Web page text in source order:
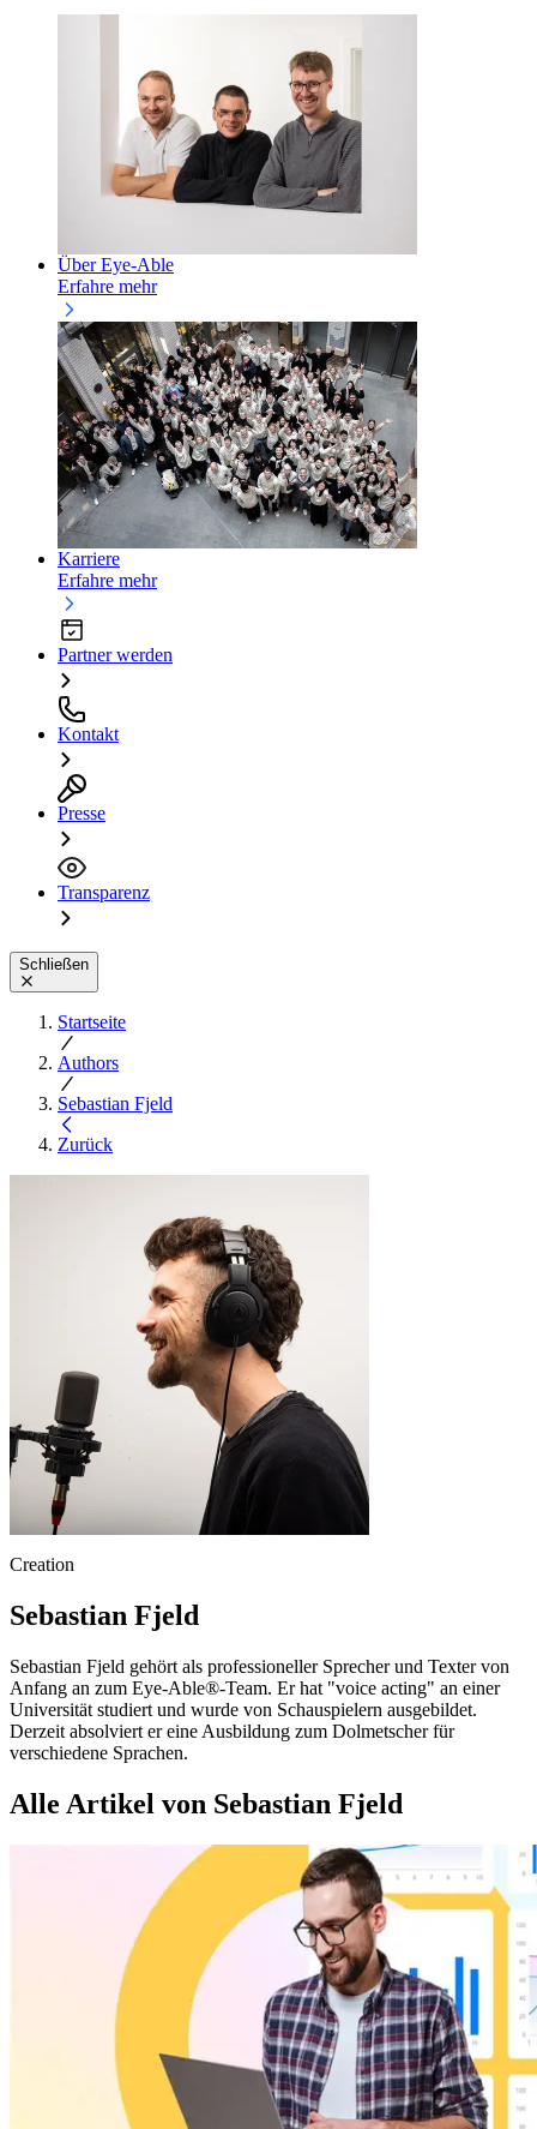
Über Eye-Able
Erfahre mehr
Karriere
Erfahre mehr
Partner werden
Kontakt
Presse
Transparenz
Schließen
Startseite
Authors
Sebastian Fjeld
Zurück
Creation
Sebastian Fjeld
Sebastian Fjeld gehört als professioneller Sprecher und Texter von
Anfang an zum Eye-Able®-Team. Er hat "voice acting" an einer
Universität studiert und wurde von Schauspielern ausgebildet.
Derzeit absolviert er eine Ausbildung zum Dolmetscher für
verschiedene Sprachen.
Alle Artikel von Sebastian Fjeld